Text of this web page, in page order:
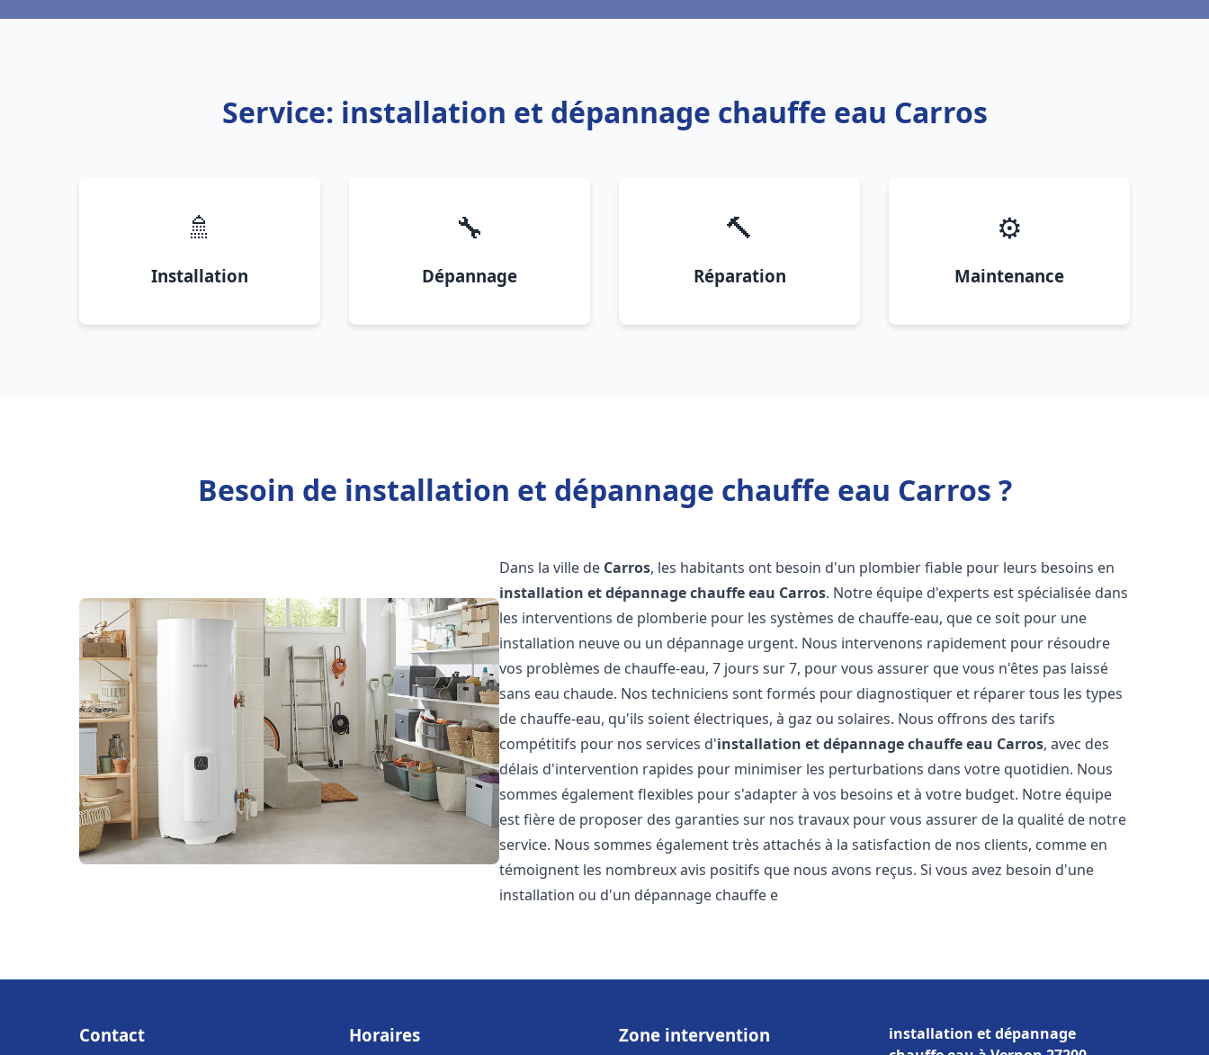
Service: installation et dépannage chauffe eau Carros
🚿
Installation
🔧
Dépannage
🔨
Réparation
⚙️
Maintenance
Besoin de installation et dépannage chauffe eau Carros ?
Dans la ville de Carros, les habitants ont besoin d'un plombier fiable pour leurs besoins en
installation et dépannage chauffe eau Carros. Notre équipe d'experts est spécialisée dans
les interventions de plomberie pour les systèmes de chauffe-eau, que ce soit pour une
installation neuve ou un dépannage urgent. Nous intervenons rapidement pour résoudre
vos problèmes de chauffe-eau, 7 jours sur 7, pour vous assurer que vous n'êtes pas laissé
sans eau chaude. Nos techniciens sont formés pour diagnostiquer et réparer tous les types
de chauffe-eau, qu'ils soient électriques, à gaz ou solaires. Nous offrons des tarifs
compétitifs pour nos services d'installation et dépannage chauffe eau Carros, avec des
délais d'intervention rapides pour minimiser les perturbations dans votre quotidien. Nous
sommes également flexibles pour s'adapter à vos besoins et à votre budget. Notre équipe
est fière de proposer des garanties sur nos travaux pour vous assurer de la qualité de notre
service. Nous sommes également très attachés à la satisfaction de nos clients, comme en
témoignent les nombreux avis positifs que nous avons reçus. Si vous avez besoin d'une
installation ou d'un dépannage chauffe e
Contact Horaires Zone intervention
installation et dépannage